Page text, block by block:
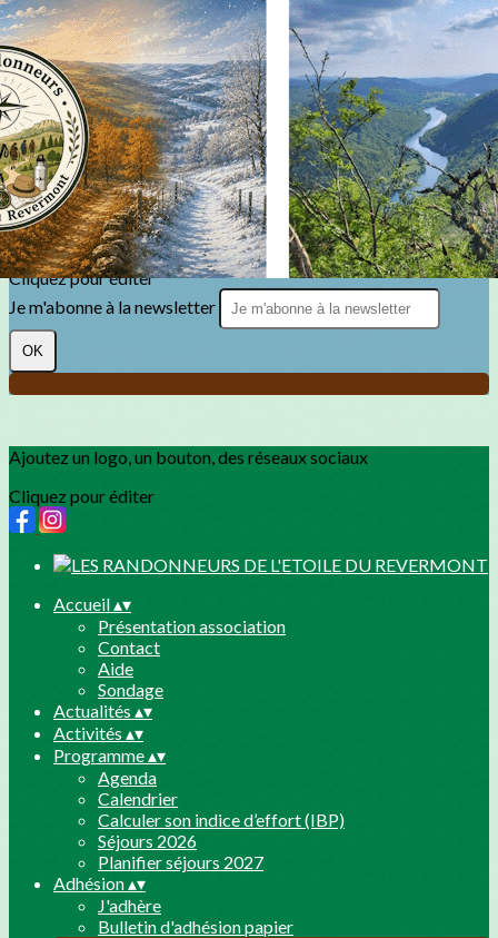
Exporter les lignes sélectionnées
Exporter toutes les colonnes
Exporter uniquement les colonnes affichées
Menu
?>
Images de la page d'accueil
Cliquez pour éditer
Texte, bouton et/ou inscription à la newsletter
Cliquez pour éditer
Je m'abonne à la newsletter
OK
Ajoutez un logo, un bouton, des réseaux sociaux
Cliquez pour éditer
Accueil▴▾
Présentation association
Contact
Aide
Sondage
Actualités ▴▾
Activités ▴▾
Programme▴▾
Agenda
Calendrier
Calculer son indice d’effort (IBP)
Séjours 2026
Planifier séjours 2027
Adhésion▴▾
J'adhère
Bulletin d'adhésion papier